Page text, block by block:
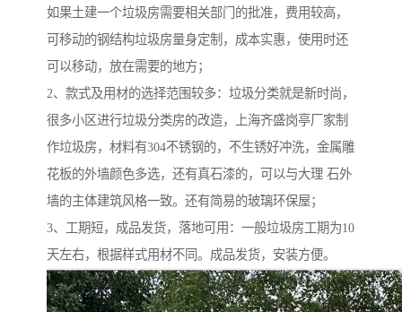
如果土建一个垃圾房需要相关部门的批准，费用较高，
可移动的钢结构垃圾房量身定制，成本实惠，使用时还
可以移动，放在需要的地方；
2、款式及用材的选择范围较多：垃圾分类就是新时尚，
很多小区进行垃圾分类房的改造，上海齐盛岗亭厂家制
作垃圾房，材料有304不锈钢的，不生锈好冲洗，金属雕
花板的外墙颜色多选，还有真石漆的，可以与大理 石外
墙的主体建筑风格一致。还有简易的玻璃环保屋；
3、工期短，成品发货，落地可用：一般垃圾房工期为10
天左右，根据样式用材不同。成品发货，安装方便。